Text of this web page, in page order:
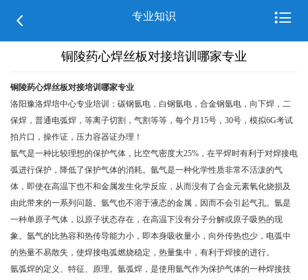
 专业知识 
铜陵药心焊丝板对接培训哪家专业
铜陵药心焊丝板对接培训哪家专业
洛阳豫洛焊培中心专业培训：碳钢氩电，白钢氩电，合金钢氩电，向下焊，二
保焊，普通电弧焊，等离子切割，气割等等，每个月15号，30号，模拟6G考试
拍片口，操作证，压力容器证办理！
氩气是一种比较理想的保护气体，比空气密度大25%，在平焊时有利于对焊接电
弧进行保护，降低了保护气体的消耗。氩气是一种化学性质非常不活泼的气
体，即使在高温下也不和金属发生化学反应，从而没有了合金元素氧化烧损及
由此带来的一系列问题。氩气也不溶于液态的金属，因而不会引起气孔。氩是
一种单原子气体，以原子状态存在，在高温下没有分子分解或原子吸热的现
象。氩气的比热容和热传导能力小，即本身吸收量小，向外传热也少，电弧中
的热量不易散失，使焊接电弧燃烧稳定，热量集中，有利于焊接的进行。
氩弧焊的定义、特征、原理。氩弧焊，是使用氩气作为保护气体的一种焊接技